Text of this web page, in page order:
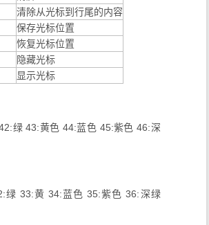
字双上
双左边
字着重
亮的前
aixterm（非标准）。
清除从光标到行尾的内容
保存光标位置
恢复光标位置
隐藏光标
显示光标
绿 43:黄色 44:蓝色 45:紫色 46:深
绿 33:黄 34:蓝色 35:紫色 36:深绿